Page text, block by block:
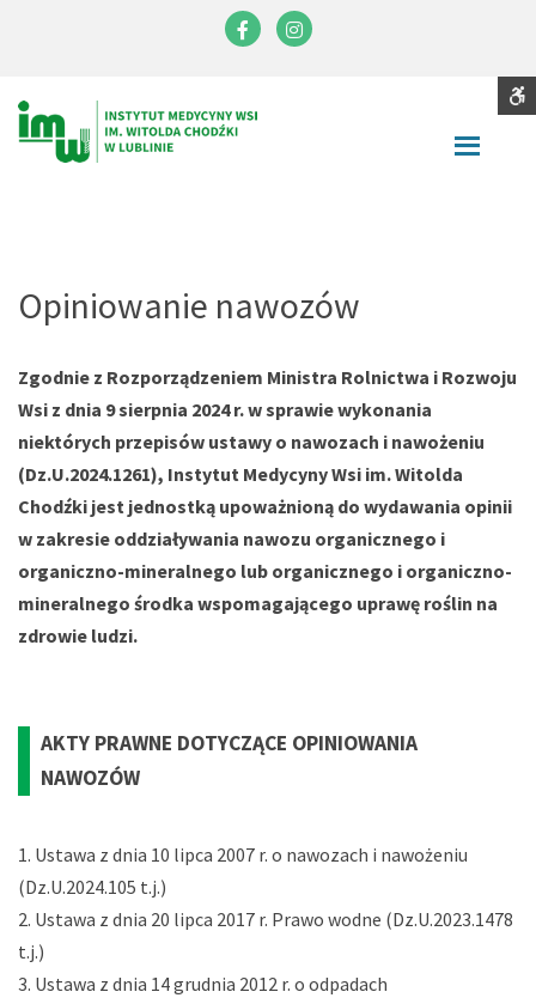
im.
Witolda
Contrast
BLACK YELLOW
Opiniowanie nawozów
Zgodnie z Rozporządzeniem Ministra Rolnictwa i Rozwoju
Wsi z dnia 9 sierpnia 2024 r. w sprawie wykonania
niektórych przepisów ustawy o nawozach i nawożeniu
(Dz.U.2024.1261), Instytut Medycyny Wsi im. Witolda
Chodźki jest jednostką upoważnioną do wydawania opinii
w zakresie oddziaływania nawozu organicznego i
organiczno-mineralnego lub organicznego i organiczno-
mineralnego środka wspomagającego uprawę roślin na
zdrowie ludzi.
AKTY PRAWNE DOTYCZĄCE OPINIOWANIA
NAWOZÓW
Ustawa z dnia 10 lipca 2007 r. o nawozach i nawożeniu
(Dz.U.2024.105 t.j.)
Ustawa z dnia 20 lipca 2017 r. Prawo wodne (Dz.U.2023.1478
t.j.)
Ustawa z dnia 14 grudnia 2012 r. o odpadach